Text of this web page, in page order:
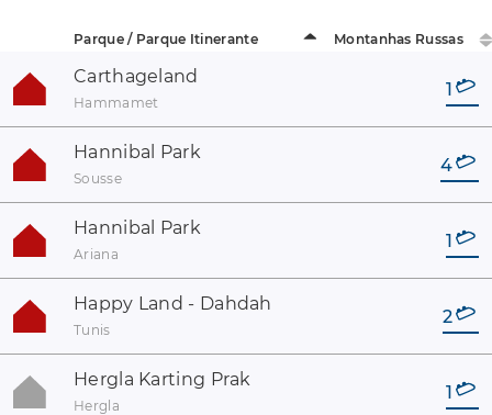
Parque / Parque Itinerante Montanhas Russas
Carthageland
Hammamet
1
Hannibal Park
Sousse
4
Hannibal Park
Ariana
1
Happy Land - Dahdah
Tunis
2
Hergla Karting Prak
Hergla
1